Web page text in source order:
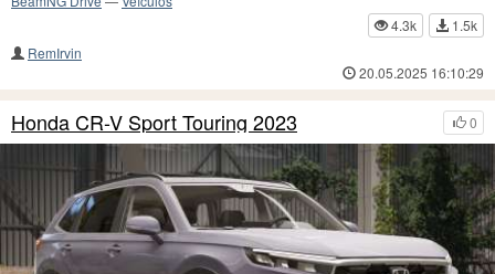
4.3k
1.5k
RemIrvin
20.05.2025 16:10:29
0
Honda CR-V Sport Touring 2023